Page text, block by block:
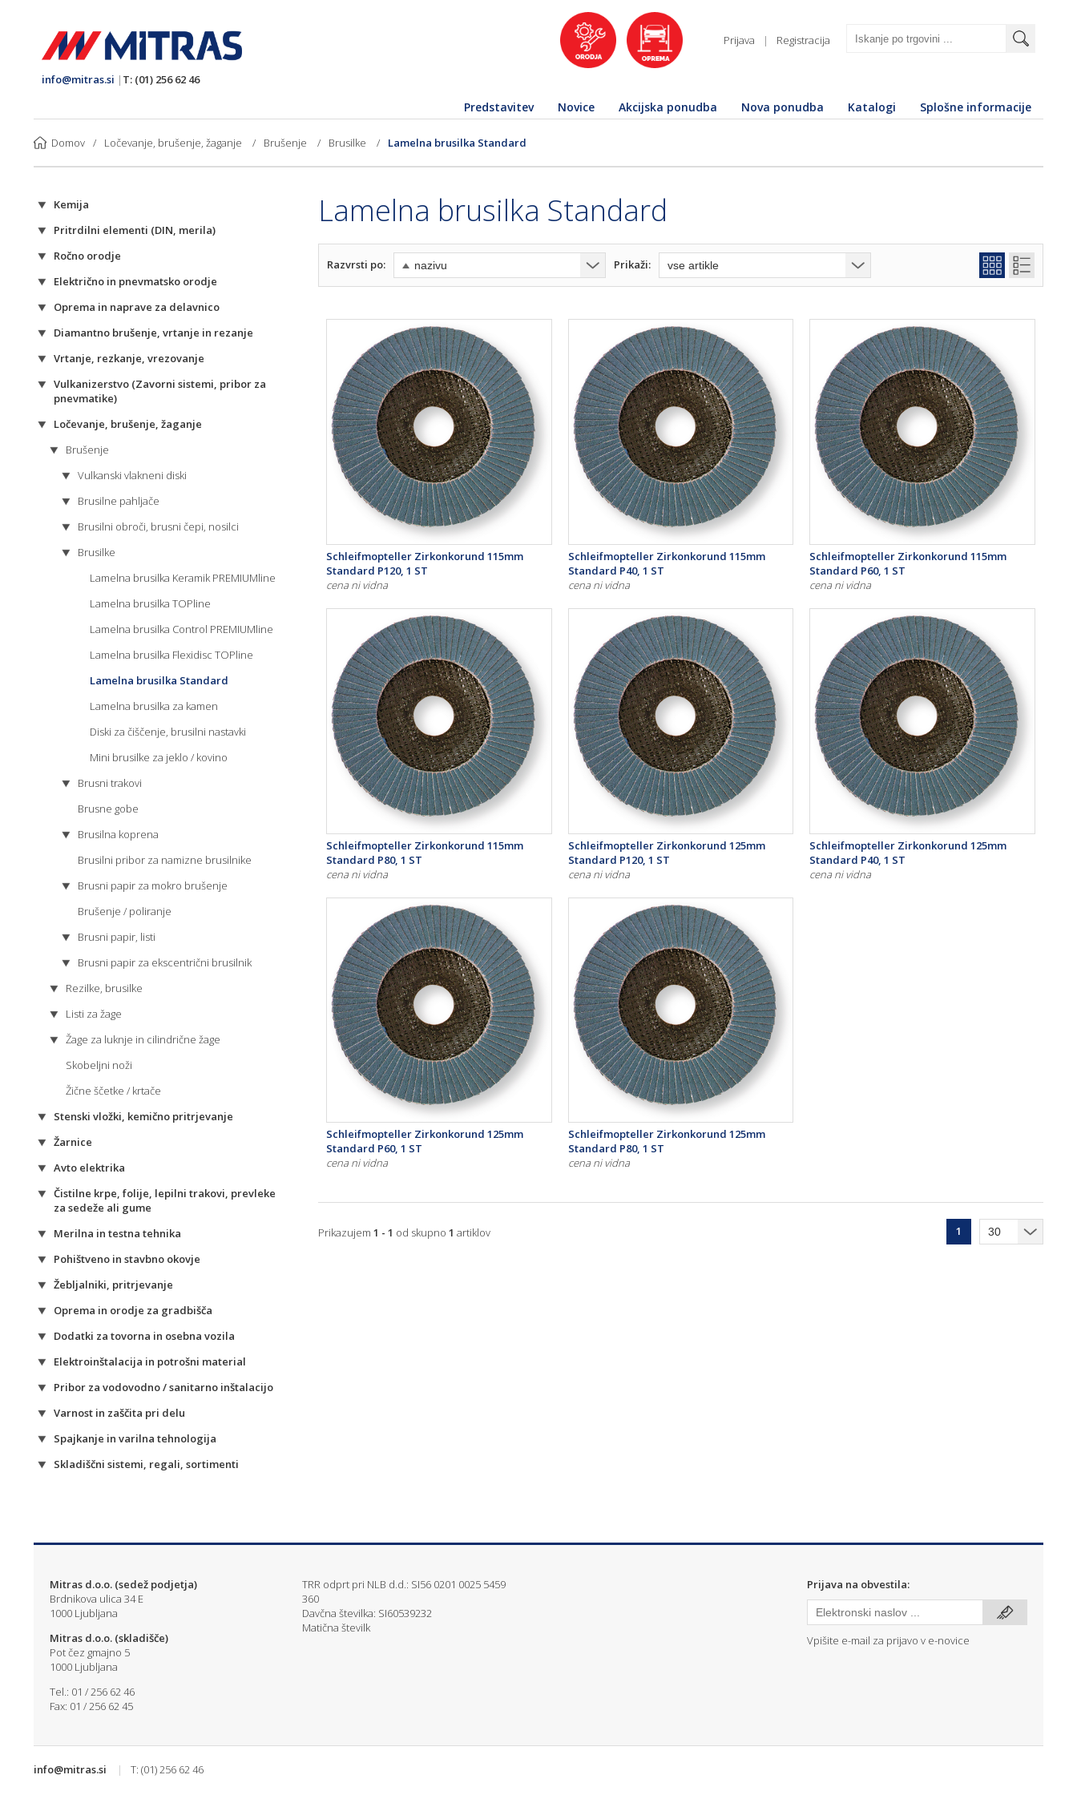
Prijava | Registracija
info@mitras.si | T: (01) 256 62 46
Predstavitev Novice Akcijska ponudba Nova ponudba Katalogi Splošne informacije
Domov / Ločevanje, brušenje, žaganje / Brušenje / Brusilke / Lamelna brusilka Standard
Kemija
Pritrdilni elementi (DIN, merila)
Ročno orodje
Električno in pnevmatsko orodje
Oprema in naprave za delavnico
Diamantno brušenje, vrtanje in rezanje
Vrtanje, rezkanje, vrezovanje
Vulkanizerstvo (Zavorni sistemi, pribor za
pnevmatike)
Ločevanje, brušenje, žaganje
Brušenje
Vulkanski vlakneni diski
Brusilne pahljače
Brusilni obroči, brusni čepi, nosilci
Brusilke
Lamelna brusilka Keramik PREMIUMline
Lamelna brusilka TOPline
Lamelna brusilka Control PREMIUMline
Lamelna brusilka Flexidisc TOPline
Lamelna brusilka Standard
Lamelna brusilka za kamen
Diski za čiščenje, brusilni nastavki
Mini brusilke za jeklo / kovino
Brusni trakovi
Brusne gobe
Brusilna koprena
Brusilni pribor za namizne brusilnike
Brusni papir za mokro brušenje
Brušenje / poliranje
Brusni papir, listi
Brusni papir za ekscentrični brusilnik
Rezilke, brusilke
Listi za žage
Žage za luknje in cilindrične žage
Skobeljni noži
Žične ščetke / krtače
Stenski vložki, kemično pritrjevanje
Žarnice
Avto elektrika
Čistilne krpe, folije, lepilni trakovi, prevleke
za sedeže ali gume
Merilna in testna tehnika
Pohištveno in stavbno okovje
Žebljalniki, pritrjevanje
Oprema in orodje za gradbišča
Dodatki za tovorna in osebna vozila
Elektroinštalacija in potrošni material
Pribor za vodovodno / sanitarno inštalacijo
Varnost in zaščita pri delu
Spajkanje in varilna tehnologija
Skladiščni sistemi, regali, sortimenti
Lamelna brusilka Standard
Razvrsti po: Prikaži:
Schleifmopteller Zirkonkorund 115mm
Standard P120, 1 ST
cena ni vidna
Schleifmopteller Zirkonkorund 115mm
Standard P40, 1 ST
cena ni vidna
Schleifmopteller Zirkonkorund 115mm
Standard P60, 1 ST
cena ni vidna
Schleifmopteller Zirkonkorund 115mm
Standard P80, 1 ST
cena ni vidna
Schleifmopteller Zirkonkorund 125mm
Standard P120, 1 ST
cena ni vidna
Schleifmopteller Zirkonkorund 125mm
Standard P40, 1 ST
cena ni vidna
Schleifmopteller Zirkonkorund 125mm
Standard P60, 1 ST
cena ni vidna
Schleifmopteller Zirkonkorund 125mm
Standard P80, 1 ST
cena ni vidna
Prikazujem 1 - 1 od skupno 1 artiklov 1
Mitras d.o.o. (sedež podjetja)
Brdnikova ulica 34 E
1000 Ljubljana
Mitras d.o.o. (skladišče)
Pot čez gmajno 5
1000 Ljubljana
Tel.: 01 / 256 62 46
Fax: 01 / 256 62 45
TRR odprt pri NLB d.d.: SI56 0201 0025 5459
360
Davčna številka: SI60539232
Matična številk
Prijava na obvestila:
Vpišite e-mail za prijavo v e-novice
info@mitras.si | T: (01) 256 62 46